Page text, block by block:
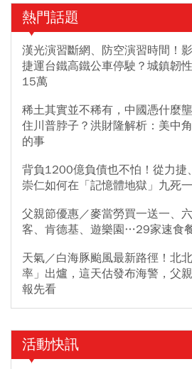
阿拉伯聯合大公國（阿聯酋）人口最多
威特以及約旦均發生爆炸，這些國家境
所有往返機場的航班均已暫停。阿聯酋
表講話，稱阿聯酋週遭到伊朗襲擊，以
阿聯酋「並不完全了解」這場戰爭將如
國…，但與此同時，我認為我們都明白，
尚不完全了解的大規模軍事對抗」。加
未收到軍事行動的通知，但根據美伊談
構成威脅，但必須透過「政治進程」和
通訊社報導，沙烏地阿拉伯王國以最強
和肆意侵犯卡達國、阿拉伯聯合大公國
旦哈希姆王國主權的行為。沙烏地阿拉
何措施，同時警告稱，持續侵犯國家主
後果。中國外交部則是在官網表示，中
事打擊伊朗，伊朗國家主權、安全和領
呼籲立即停止軍事行動，避免緊張情勢
價、金價、股市層面有多廣？今周刊一
2300，更新時間為3/1 1000)
熱門話題
漢光演習斷網、防空演習時間！
捷運台鐵高鐵公車停駛？城鎮韌
15萬
稀土其實並不稀有，中國憑什麼
住川普脖子？洪財隆解析：美中
的事
背負1200億負債也不怕！從力捷
崇仁如何在「記憶體地獄」九死
父親節優惠／麥當勞買一送一、
客、肯德基、遊樂園…29家速食
天氣／白海豚颱風最新路徑！北
率」出爐，這天估發布海警，父
報先看
活動快訊